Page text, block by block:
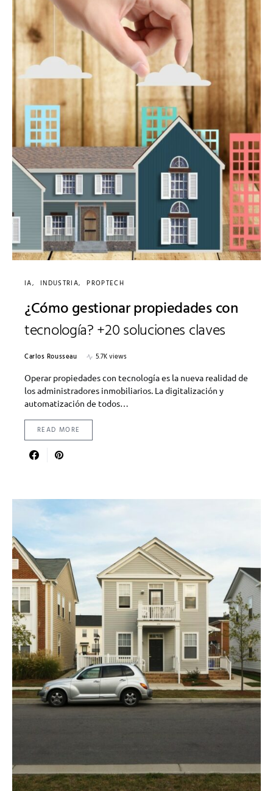
IA INDUSTRIA PROPTECH
¿Cómo gestionar propiedades con
tecnología? +20 soluciones claves
Carlos Rousseau
5.7K views
Operar propiedades con tecnología es la nueva realidad de
los administradores inmobiliarios. La digitalización y
automatización de todos…
READ MORE